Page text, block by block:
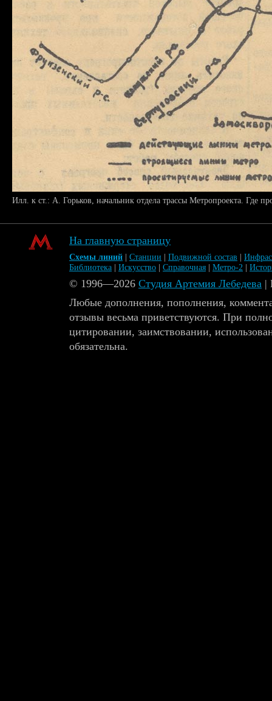
Илл. к ст.: А. Горьков, начальник отдела трассы Метропроекта. Где
На главную страницу
Схемы линий | Станции | Подвижной состав |
Библиотека | Искусство | Справочная | Метро-2 |
© 1996—2026 Студия Артемия Лебедева |
Любые дополнения, пополнения,
отзывы весьма приветствуются. При
цитировании, заимствовании,
обязательна.